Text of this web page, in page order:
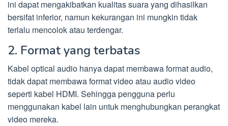
ini dapat mengakibatkan kualitas suara yang dihasilkan
bersifat inferior, namun kekurangan ini mungkin tidak
terlalu mencolok atau terdengar.
2. Format yang terbatas
Kabel optical audio hanya dapat membawa format audio,
tidak dapat membawa format video atau audio video
seperti kabel HDMI. Sehingga pengguna perlu
menggunakan kabel lain untuk menghubungkan perangkat
video mereka.